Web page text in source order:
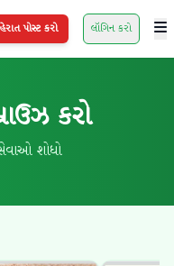
પોસ્ટ કરો લૉગિન કરો
કરો
શોધો